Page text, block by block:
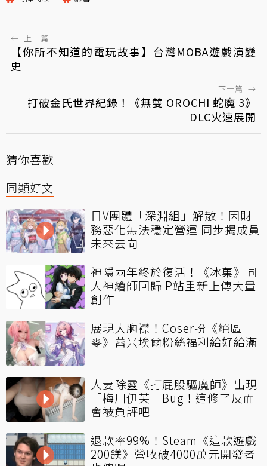
← 上一篇
【你所不知道的電玩故事】台灣MOBA遊戲演變
史
下一篇 →
打破金氏世界紀錄！《無雙 OROCHI 蛇魔 3》
DLC火速展開
猜你喜歡
同類好文
日V團體「深淵組」解散！因財
務惡化無法穩定營運 同步揭成員
未來去向
神隱兩年終於復活！《冰菓》同
人神繪師回歸 P站重新上傳大量
創作
展現大胸襟！Coser扮《絕區
零》蕾米埃爾粉絲福利給好給滿
人妻除靈《打屁股驅魔師》出現
「梅川伊芙」Bug！這修了反而
會被負評吧
退款率99%！Steam《這款遊戲
200鎂》營收破4000萬元開發者